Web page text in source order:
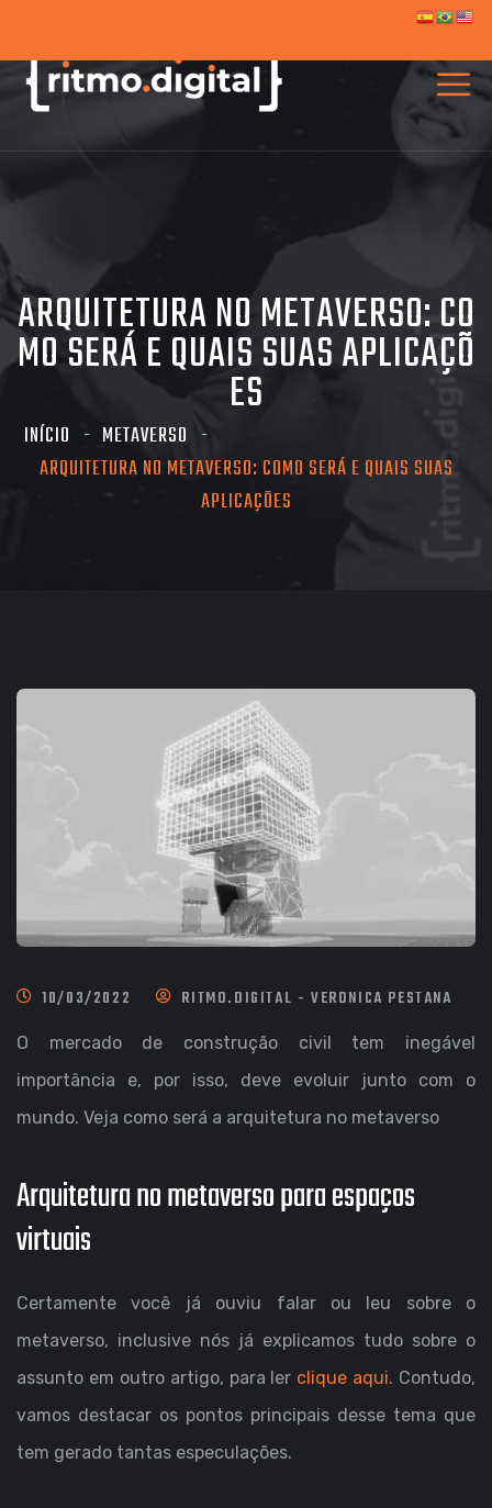
ARQUITETURA NO METAVERSO: CO
MO SERÁ E QUAIS SUAS APLICAÇÕ
ES
INÍCIO
METAVERSO
ARQUITETURA NO METAVERSO: COMO SERÁ E QUAIS SUAS
APLICAÇÕES
10/03/2022 RITMO.DIGITAL - VERONICA PESTANA
O mercado de construção civil tem inegável
importância e, por isso, deve evoluir junto com o
mundo. Veja como será a arquitetura no metaverso
Arquitetura no metaverso para espaços
virtuais
Certamente você já ouviu falar ou leu sobre o
metaverso, inclusive nós já explicamos tudo sobre o
assunto em outro artigo, para ler clique aqui. Contudo,
vamos destacar os pontos principais desse tema que
tem gerado tantas especulações.